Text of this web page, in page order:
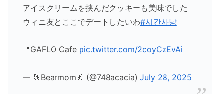
アイスクリームを挟んだクッキーも美味でした
ウィニ友とここでデートしたいわ#시간사냥
📍GAFLO Cafe pic.twitter.com/2coyCzEvAi
— 🐰Bearmom🐰 (@748acacia) July 28, 2025